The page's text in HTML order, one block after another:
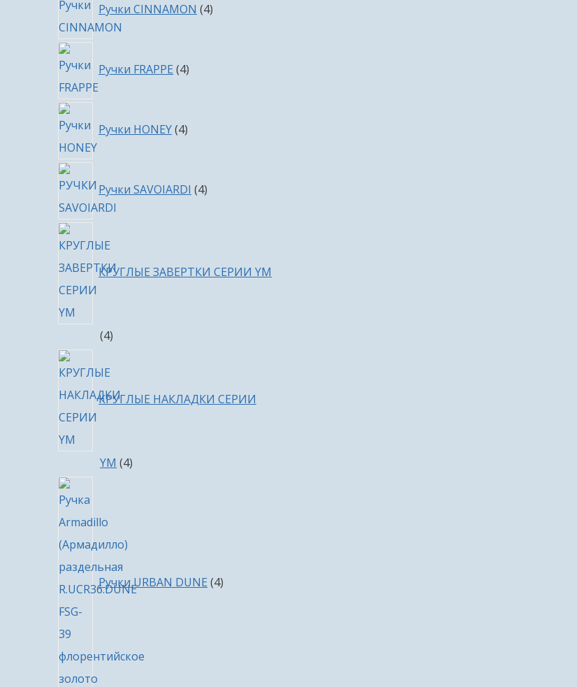
Ручки CINNAMON 4товара
Ручки FRAPPE 4товара
Ручки HONEY 4товара
Ручки SAVOIARDI 4товара
КРУГЛЫЕ ЗАВЕРТКИ СЕРИИ YM
44
КРУГЛЫЕ НАКЛАДКИ СЕРИИ
YM 44
Ручки URBAN DUNE 4